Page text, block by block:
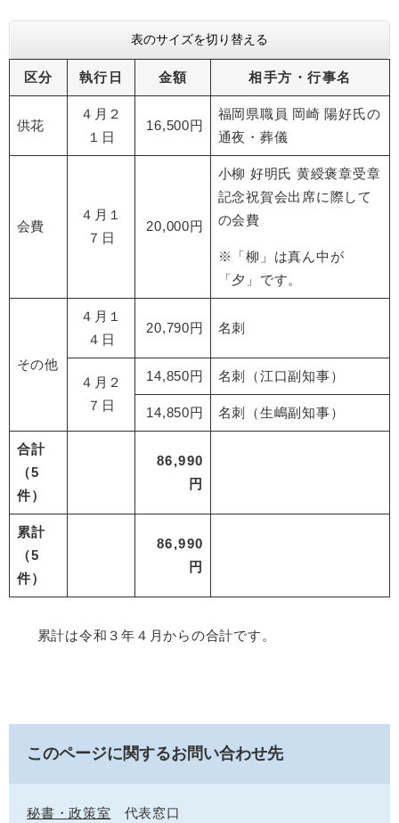
表のサイズを切り替える
区分 執行日 金額 相手方・行事名
供花
４月２
１日
16,500円
福岡県職員 岡崎 陽好氏の
通夜・葬儀
会費
４月１
７日
20,000円
小柳 好明氏 黄綬褒章受章
記念祝賀会出席に際して
の会費
※「柳」は真ん中が
「夕」です。
その他
４月１
４日
20,790円 名刺
４月２
７日
14,850円 名刺（江口副知事）
14,850円 名刺（生嶋副知事）
合計
（5
件）
86,990
円
累計
（5
件）
86,990
円
累計は令和３年４月からの合計です。
このページに関するお問い合わせ先
秘書・政策室 代表窓口